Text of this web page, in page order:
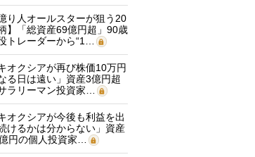
億り人オールスターが狙う20
】「総資産69億円超」90歳
トレーダーから“1…
キオクシアが再び株価10万円
る日は遠い」資産3億円超
ラリーマン投資家…
キオクシアが今後も利益を出
けるかは分からない」資産
円の個人投資家…